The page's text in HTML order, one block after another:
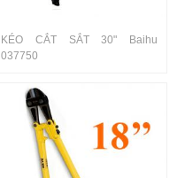
KÉO CẮT SẮT 30" Baihu
037750